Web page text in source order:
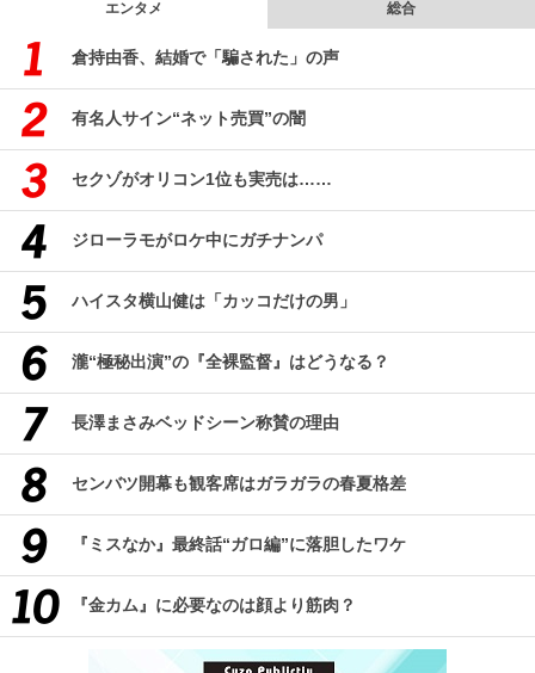
エンタメ 総合
倉持由香、結婚で「騙された」の声
有名人サイン“ネット売買”の闇
セクゾがオリコン1位も実売は……
ジローラモがロケ中にガチナンパ
ハイスタ横山健は「カッコだけの男」
瀧“極秘出演”の『全裸監督』はどうなる？
長澤まさみベッドシーン称賛の理由
センバツ開幕も観客席はガラガラの春夏格差
『ミスなか』最終話“ガロ編”に落胆したワケ
『金カム』に必要なのは顔より筋肉？